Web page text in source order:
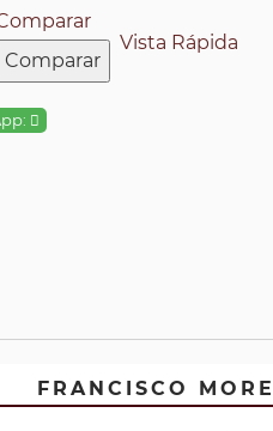
Comparar
Vista Rápida
FRANCISCO